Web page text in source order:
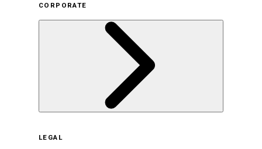
CORPORATE
LEGAL